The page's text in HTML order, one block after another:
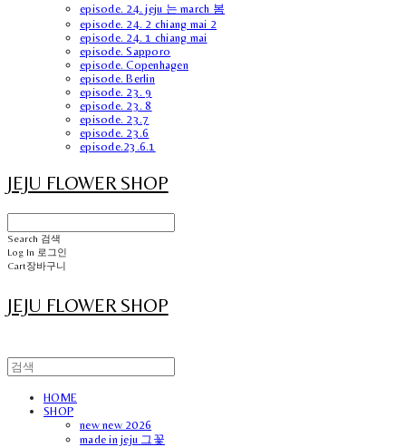
episode. 24. jeju 는 march 봄
episode. 24. 2 chiang mai 2
episode. 24. 1 chiang mai
episode. Sapporo
episode. Copenhagen
episode. Berlin
episode. 23. 9
episode. 23. 8
episode. 23.7
episode. 23.6
episode.23.6.1
JEJU FLOWER SHOP
Search 검색
Log In 로그인
Cart장바구니
JEJU FLOWER SHOP
HOME
SHOP
new new 2026
made in jeju 그꽃